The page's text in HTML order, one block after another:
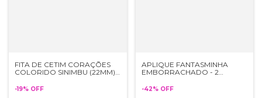
FITA DE CETIM CORAÇÕES
COLORIDO SINIMBU (22MM) -
-19% OFF
APLIQUE FANTASMINHA
EMBORRACHADO - 2
-42% OFF